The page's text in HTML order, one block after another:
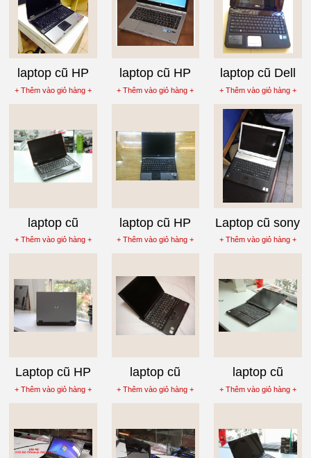
laptop cũ HP
Compaq 6730B
Core 2 Duo
+ Thêm vào giỏ hàng +
laptop cũ HP
Elitebook
6930P Core 2
+ Thêm vào giỏ hàng +
laptop cũ Dell
Vostro 1088 giá
3 triệu 6
+ Thêm vào giỏ hàng +
laptop cũ
Lenovo
Ideapad Y450
T6600
+ Thêm vào giỏ hàng +
laptop cũ HP
Compaq
NC6400
+ Thêm vào giỏ hàng +
Laptop cũ sony
vaio
VGNFZ180E
+ Thêm vào giỏ hàng +
Laptop cũ HP
Compaq 6710B
+ Thêm vào giỏ hàng +
laptop cũ
Lenovo
thinkpad x60
+ Thêm vào giỏ hàng +
laptop cũ
Lenovo
ThinkPad T60
+ Thêm vào giỏ hàng +